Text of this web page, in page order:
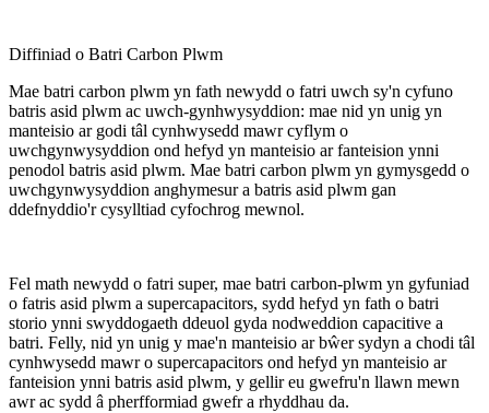
Diffiniad o Batri Carbon Plwm
Mae batri carbon plwm yn fath newydd o fatri uwch sy'n cyfuno
batris asid plwm ac uwch-gynhwysyddion: mae nid yn unig yn
manteisio ar godi tâl cynhwysedd mawr cyflym o
uwchgynwysyddion ond hefyd yn manteisio ar fanteision ynni
penodol batris asid plwm. Mae batri carbon plwm yn gymysgedd o
uwchgynwysyddion anghymesur a batris asid plwm gan
ddefnyddio'r cysylltiad cyfochrog mewnol.
Fel math newydd o fatri super, mae batri carbon-plwm yn gyfuniad
o fatris asid plwm a supercapacitors, sydd hefyd yn fath o batri
storio ynni swyddogaeth ddeuol gyda nodweddion capacitive a
batri. Felly, nid yn unig y mae'n manteisio ar bŵer sydyn a chodi tâl
cynhwysedd mawr o supercapacitors ond hefyd yn manteisio ar
fanteision ynni batris asid plwm, y gellir eu gwefru'n llawn mewn
awr ac sydd â pherfformiad gwefr a rhyddhau da.